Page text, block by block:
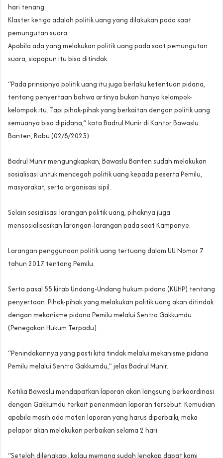
hari tenang.
Klaster ketiga adalah politik uang yang dilakukan pada saat
pemungutan suara.
Apabila ada yang melakukan politik uang pada saat pemungutan
suara, siapapun itu bisa ditindak.
“Pada prinsipnya politik uang itu juga berlaku ketentuan pidana,
tentang penyertaan bahwa artinya bukan hanya kelompok-
kelompok itu. Tapi pihak-pihak yang berkaitan dengan politik uang
semuanya bisa dipidana,” kata Badrul Munir di Kantor Bawaslu
Banten, Rabu (02/8/2023).
Badrul Munir mengungkapkan, Bawaslu Banten sudah melakukan
sosialisasi untuk mencegah politik uang kepada peserta Pemilu,
masyarakat, serta organisasi sipil.
Selain sosialisasi larangan politik uang, pihaknya juga
mensosialisasikan larangan-larangan pada saat Kampanye.
Larangan penggunaan politik uang tertuang dalam UU Nomor 7
tahun 2017 tentang Pemilu.
Serta pasal 55 kitab Undang-Undang hukum pidana (KUHP) tentang
penyertaan. Pihak-pihak yang melakukan politik uang akan ditindak
dengan mekanisme pidana Pemilu melalui Sentra Gakkumdu
(Penegakan Hukum Terpadu).
“Penindakannya yang pasti kita tindak melalui mekanisme pidana
Pemilu melalui Sentra Gakkumdu,” jelas Badrul Munir.
Ketika Bawaslu mendapatkan laporan akan langsung berkoordinasi
dengan Gakkumdu terkait penerimaan laporan tersebut. Kemudian
apabila masih ada materi laporan yang harus diperbaiki, maka
pelapor akan melakukan perbaikan selama 2 hari.
“Setelah dilengkapi, kalau memang sudah lengkap dapat kami